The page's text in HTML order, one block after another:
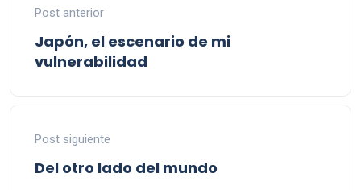
Post anterior
Japón, el escenario de mi
vulnerabilidad
Post siguiente
Del otro lado del mundo